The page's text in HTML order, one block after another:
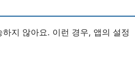
지 않아요. 이런 경우, 앱의 설정